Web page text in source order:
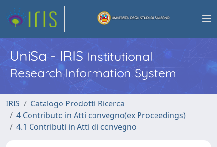
UniSa - IRISInstitutional
Research Information System
IRIS
Catalogo Prodotti Ricerca
4 Contributo in Atti convegno(ex Proceedings)
4.1 Contributi in Atti di convegno